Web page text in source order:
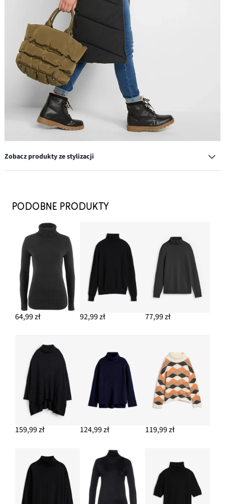
Zobacz produkty ze stylizacji
79,99 zł
Botki sznurowane, ocieplane
159,99 zł
DODAJ DO KOSZYKA
Modelujące dżinsy slim fit high waist
79,99 zł
PODOBNE PRODUKTY
64,99 zł 92,99 zł 77,99 zł
159,99 zł 124,99 zł 119,99 zł